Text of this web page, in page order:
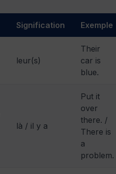
Signification Exemple
leur(s)
Their
car is
blue.
là / il y a
Put it
over
there. /
There is
a
problem.